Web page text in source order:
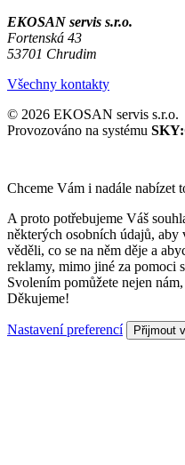
EKOSAN servis s.r.o.
Fortenská 43
53701 Chrudim
Všechny kontakty
© 2026 EKOSAN servis s.r.o.
Provozováno na systému
Chceme Vám i nadále nabízet
A proto potřebujeme Váš
některých osobních údajů,
věděli, co se na něm děje a
reklamy, mimo jiné za pomoci
Svolením pomůžete nejen
Děkujeme!
Nastavení preferencí Přijmout